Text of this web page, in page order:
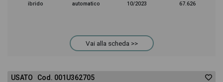
ibrido automatico 10/2023 67.626
Vai alla scheda >>
USATO Cod. 001U362705